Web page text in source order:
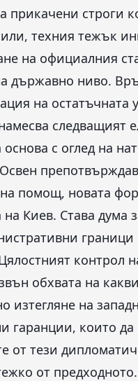
прикачени строги
техния тежък
на официалния
държавно ниво.
на остатъчната
следващият
основа с оглед на
помощ, новата
на Киев. Става дума
контрол
обхвата на
изтегляне на
гаранции, които да
от тези
от предходното.